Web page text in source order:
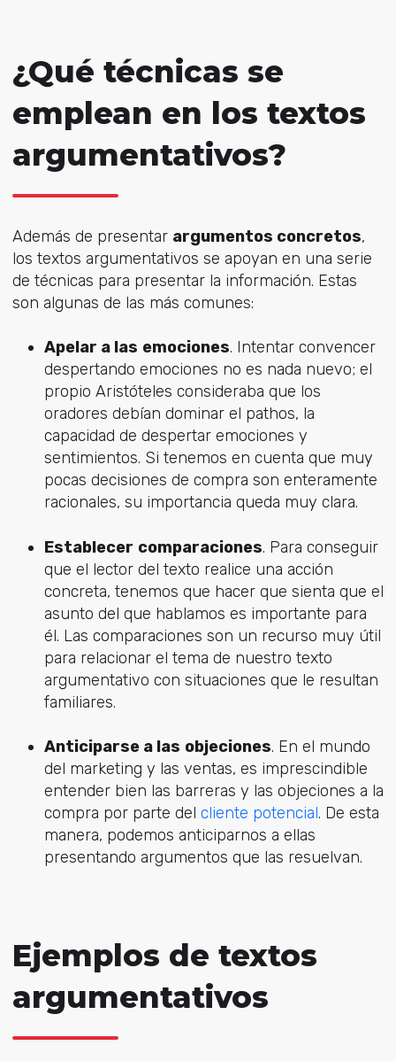
¿Qué técnicas se
emplean en los textos
argumentativos?
Además de presentar argumentos concretos,
los textos argumentativos se apoyan en una serie
de técnicas para presentar la información. Estas
son algunas de las más comunes:
Apelar a las emociones. Intentar convencer
despertando emociones no es nada nuevo; el
propio Aristóteles consideraba que los
oradores debían dominar el pathos, la
capacidad de despertar emociones y
sentimientos. Si tenemos en cuenta que muy
pocas decisiones de compra son enteramente
racionales, su importancia queda muy clara.
Establecer comparaciones. Para conseguir
que el lector del texto realice una acción
concreta, tenemos que hacer que sienta que el
asunto del que hablamos es importante para
él. Las comparaciones son un recurso muy útil
para relacionar el tema de nuestro texto
argumentativo con situaciones que le resultan
familiares.
Anticiparse a las objeciones. En el mundo
del marketing y las ventas, es imprescindible
entender bien las barreras y las objeciones a la
compra por parte del cliente potencial. De esta
manera, podemos anticiparnos a ellas
presentando argumentos que las resuelvan.
Ejemplos de textos
argumentativos